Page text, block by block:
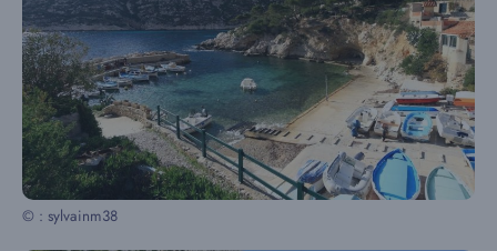
© : sylvainm38